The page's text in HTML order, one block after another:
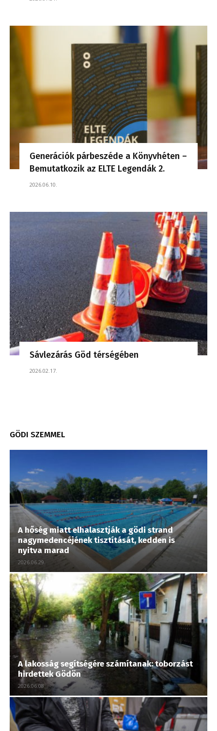
Generációk párbeszéde a Könyvhéten –
Bemutatkozik az ELTE Legendák 2.
2026.06.10.
Sávlezárás Göd térségében
2026.02.17.
GÖDI SZEMMEL
A hőség miatt elhalasztják a gödi strand
nagymedencéjének tisztítását, kedden is
nyitva marad
2026.06.29.
A lakosság segítségére számítanak: toborzást
hirdettek Gödön
2026.06.08.